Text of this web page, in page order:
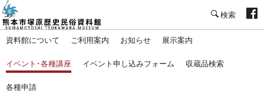
資料館について ご利用案内 お知らせ 展示案内
イベント･各種講座 イベント申し込みフォーム 収蔵品検索
各種申請